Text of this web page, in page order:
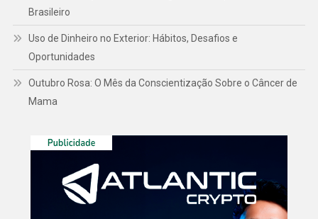
Brasileiro
Uso de Dinheiro no Exterior: Hábitos, Desafios e
Oportunidades
Outubro Rosa: O Mês da Conscientização Sobre o Câncer de
Mama